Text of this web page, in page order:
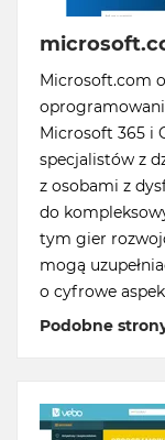
Microsoft.com
Microsoft 365 i
specjalistów z
z osobami z
do
tym gier
mogą
o cyfrowe
Podobne